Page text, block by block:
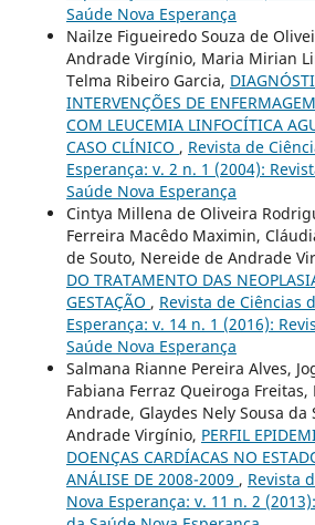
Saúde Nova Esperança
Nailze Figueiredo Souza de
Andrade Virgínio, Maria Mirian
Telma Ribeiro Garcia,
INTERVENÇÕES DE
COM LEUCEMIA LINFOCÍTICA
CASO CLÍNICO , Revista de
Esperança: v. 2 n. 1 (2004):
Saúde Nova Esperança
Cintya Millena de Oliveira
Ferreira Macêdo Maximin,
de Souto, Nereide de Andrade
DO TRATAMENTO DAS
GESTAÇÃO , Revista de Ciências
Esperança: v. 14 n. 1 (2016):
Saúde Nova Esperança
Salmana Rianne Pereira Alves,
Fabiana Ferraz Queiroga Freitas,
Andrade, Glaydes Nely Sousa da
Andrade Virgínio, PERFIL
DOENÇAS CARDÍACAS NO
ANÁLISE DE 2008-2009 , Revista
Nova Esperança: v. 11 n. 2